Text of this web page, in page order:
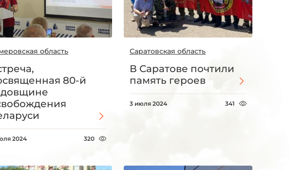
область
80-й
2024 320
Саратовская область
В Саратове почтили
память героев
3 июля 2024 341